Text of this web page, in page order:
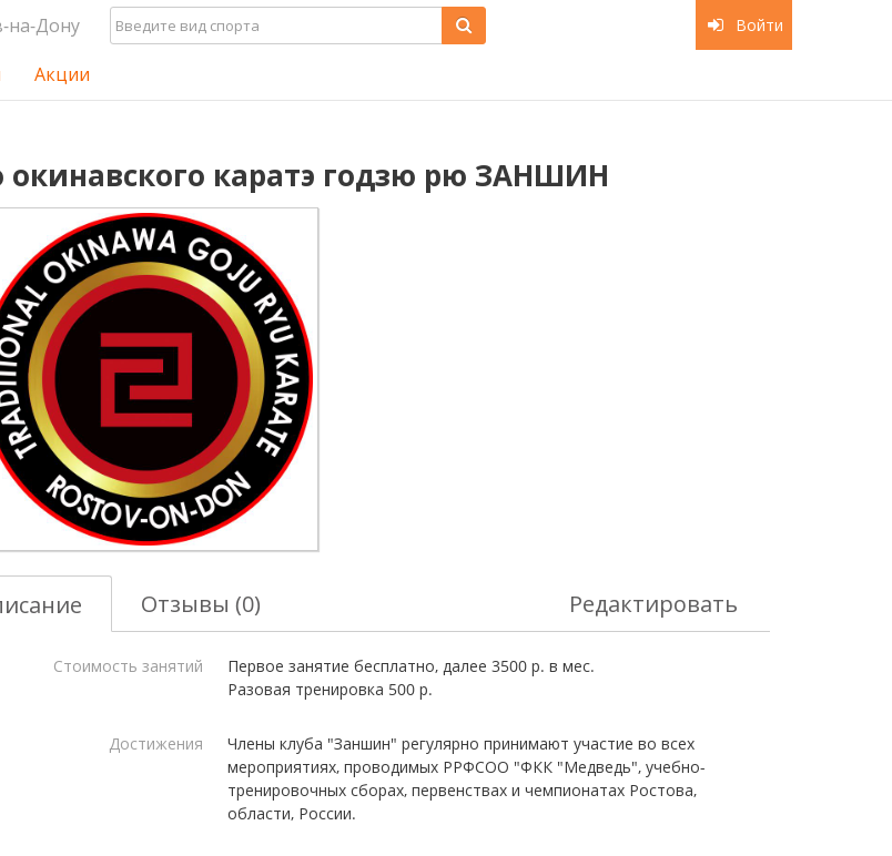
Войти
на-Дону
Акции
окинавского каратэ годзю рю ЗАНШИН
Отзывы (0) Редактировать
Стоимость занятий
Первое занятие бесплатно, далее 3500 р. в мес.
Разовая тренировка 500 р.
Достижения
Члены клуба "Заншин" регулярно принимают участие во всех
мероприятиях, проводимых РРФСОО "ФКК "Медведь", учебно-
тренировочных сборах, первенствах и чемпионатах Ростова,
области, России.